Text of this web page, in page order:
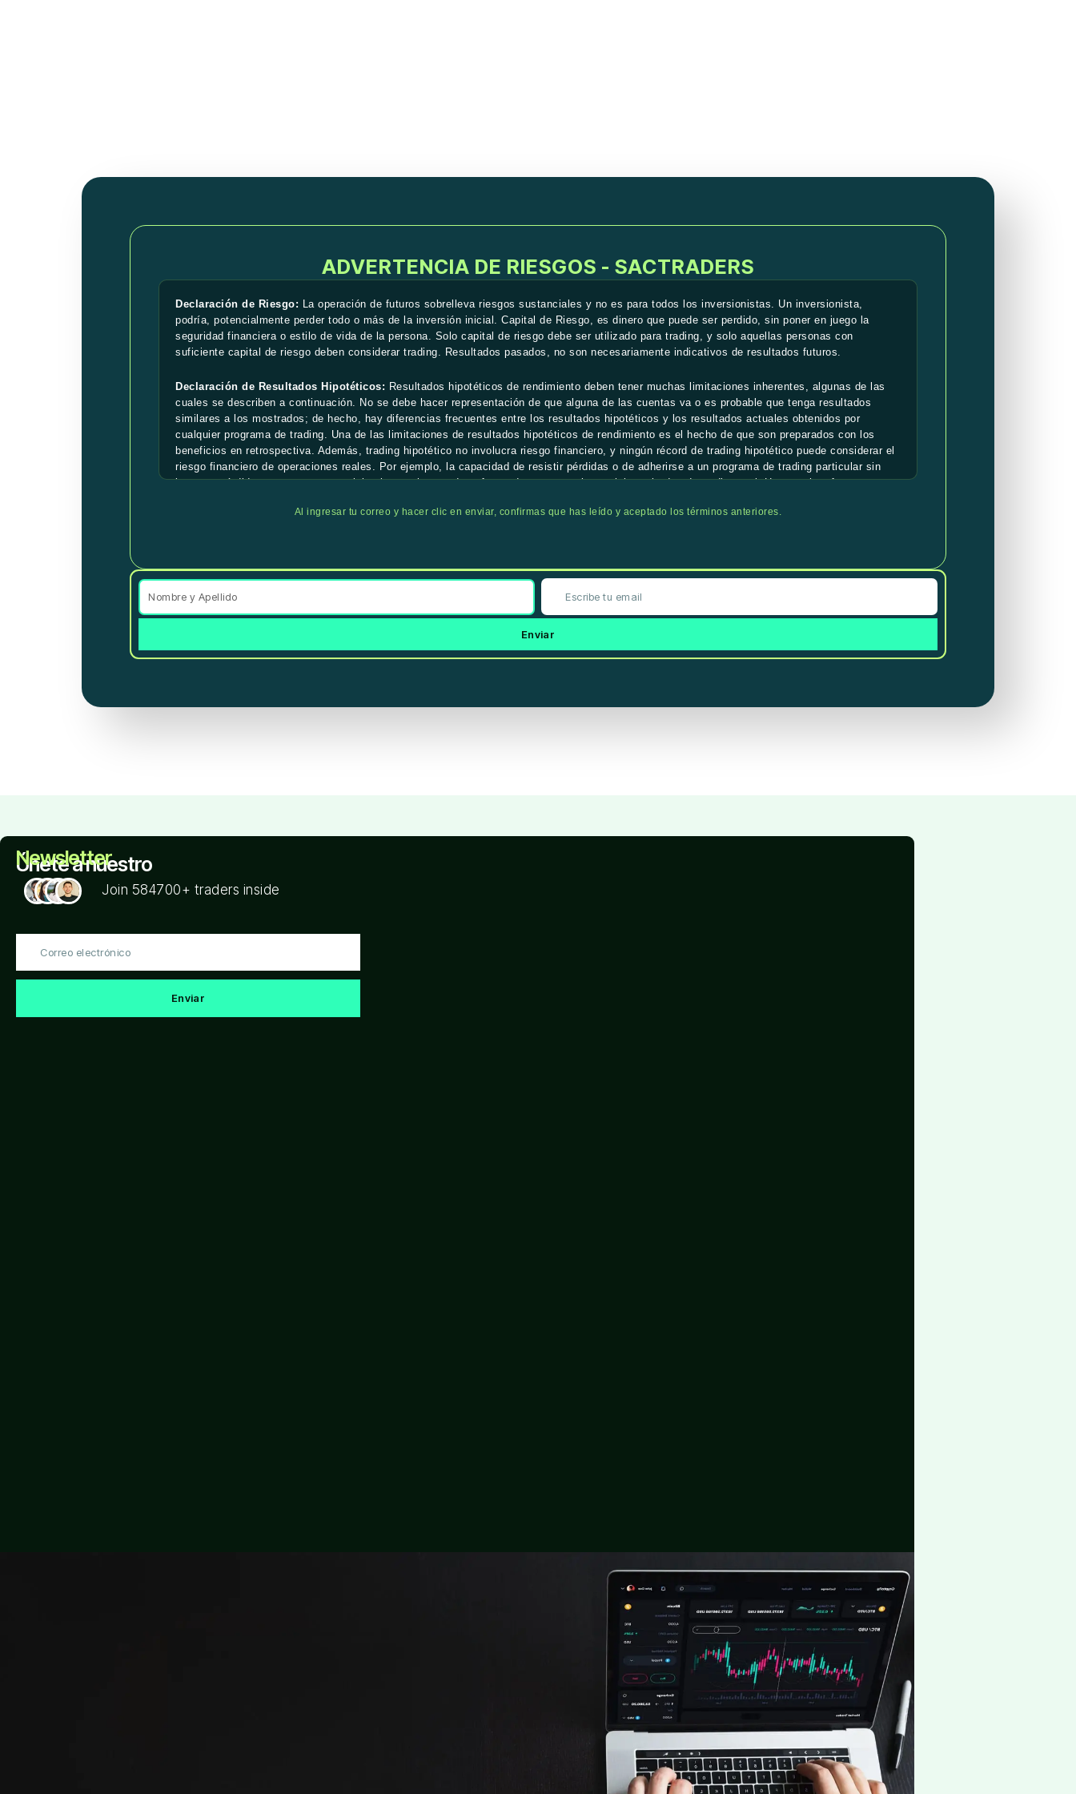
ADVERTENCIA DE RIESGOS - SACTRADERS
Declaración de Riesgo: La operación de futuros sobrelleva riesgos sustanciales y no es para todos los inversionistas. Un inversionista,
podría, potencialmente perder todo o más de la inversión inicial. Capital de Riesgo, es dinero que puede ser perdido, sin poner en juego la
seguridad financiera o estilo de vida de la persona. Solo capital de riesgo debe ser utilizado para trading, y solo aquellas personas con
suficiente capital de riesgo deben considerar trading. Resultados pasados, no son necesariamente indicativos de resultados futuros.
Declaración de Resultados Hipotéticos: Resultados hipotéticos de rendimiento deben tener muchas limitaciones inherentes, algunas de las
cuales se describen a continuación. No se debe hacer representación de que alguna de las cuentas va o es probable que tenga resultados
similares a los mostrados; de hecho, hay diferencias frecuentes entre los resultados hipotéticos y los resultados actuales obtenidos por
cualquier programa de trading. Una de las limitaciones de resultados hipotéticos de rendimiento es el hecho de que son preparados con los
beneficios en retrospectiva. Además, trading hipotético no involucra riesgo financiero, y ningún récord de trading hipotético puede considerar el
riesgo financiero de operaciones reales. Por ejemplo, la capacidad de resistir pérdidas o de adherirse a un programa de trading particular sin
importar pérdidas son puntos materiales los cuales pueden afectar de manera substancial resultados de trading real. Hay muchos factores
considerados en la preparación de resultados hipotéticos, todos estos, pueden afectar los resultados de trading de forma adversa.
Declaración de testimonios:
Es posible que los testimonios que aparecen en este sitio web no son representativos de otros clientes, y no es
garantía alguna de futuro rendimiento o éxito.
Al ingresar tu correo y hacer clic en enviar, confirmas que has leído y aceptado los términos anteriores.
Enviar
Únete a nuestro
Newsletter
Join 584700+ traders inside
electrónico
Enviar